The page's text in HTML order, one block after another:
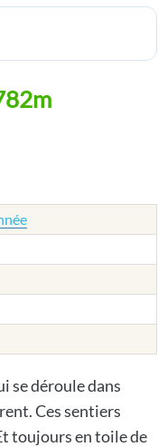
se déroule dans
Ces sentiers
toujours en toile de